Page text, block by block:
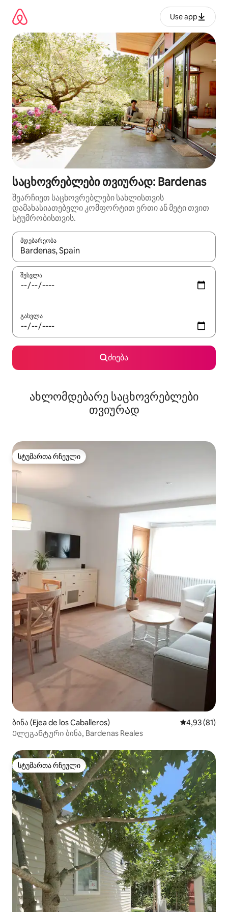
გადასვლა
Use app
საცხოვრებლები თვიურად: Bardenas
შეარჩიეთ საცხოვრებლები სახლისთვის
დამახასიათებელი კომფორტით ერთი ან მეტი თვით
სტუმრობისთვის.
მდებარეობა
როცა შედეგები ხელმისაწვდომი გახდება, ნავიგაციისთვის
შესვლა
გასვლა
ძიება
ახლომდებარე საცხოვრებლები
თვიურად
სტუმართა რჩეული
სტუმართა რჩეული
ბინა (Ejea de los Caballeros) საშუალო
4,93 (81)
Ელეგანტური ბინა, Bardenas Reales
სტუმართა რჩეული
სტუმართა რჩეული